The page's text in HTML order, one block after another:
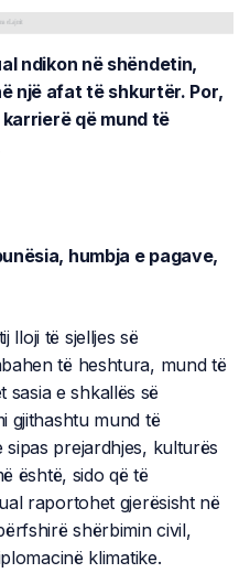
ndikon në shëndetin,
një afat të shkurtër. Por,
që mund të
humbja e pagave,
lloji të sjelljes së
të heshtura, mund të
sasia e shkallës së
gjithashtu mund të
prejardhjes, kulturës
është, sido që të
raportohet gjerësisht në
shërbimin civil,
klimatike.